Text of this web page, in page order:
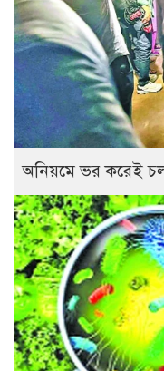
অনিয়মে ভর করেই